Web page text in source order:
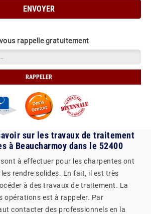
rappelle gratuitement
sur les travaux de traitement
à Beaucharmoy dans le 52400
à effectuer pour les charpentes ont
rendre solides. En fait, il est très
à des travaux de traitement. La
opérations est à rappeler. Par
contacter des professionnels en la